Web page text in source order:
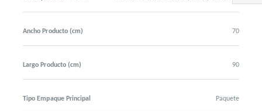
Ancho Producto (cm) 70
Largo Producto (cm) 90
Tipo Empaque Principal Paquete